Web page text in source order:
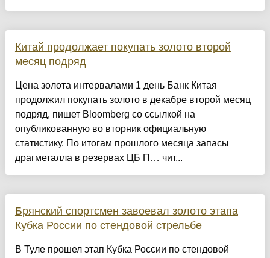
Китай продолжает покупать золото второй
месяц подряд
Цена золота интервалами 1 день Банк Китая
продолжил покупать золото в декабре второй месяц
подряд, пишет Bloomberg со ссылкой на
опубликованную во вторник официальную
статистику. По итогам прошлого месяца запасы
драгметалла в резервах ЦБ П… чит...
Брянский спортсмен завоевал золото этапа
Кубка России по стендовой стрельбе
В Туле прошел этап Кубка России по стендовой